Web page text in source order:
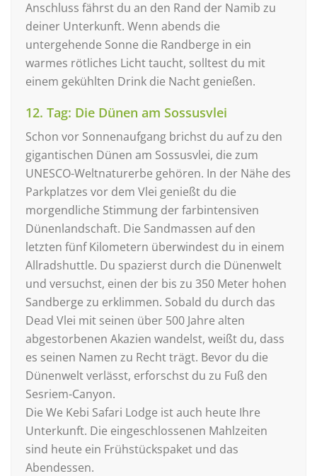
Anschluss fährst du an den Rand der Namib zu
deiner Unterkunft. Wenn abends die
untergehende Sonne die Randberge in ein
warmes rötliches Licht taucht, solltest du mit
einem gekühlten Drink die Nacht genießen.
12. Tag: Die Dünen am Sossusvlei
Schon vor Sonnenaufgang brichst du auf zu den
gigantischen Dünen am Sossusvlei, die zum
UNESCO-Weltnaturerbe gehören. In der Nähe des
Parkplatzes vor dem Vlei genießt du die
morgendliche Stimmung der farbintensiven
Dünenlandschaft. Die Sandmassen auf den
letzten fünf Kilometern überwindest du in einem
Allradshuttle. Du spazierst durch die Dünenwelt
und versuchst, einen der bis zu 350 Meter hohen
Sandberge zu erklimmen. Sobald du durch das
Dead Vlei mit seinen über 500 Jahre alten
abgestorbenen Akazien wandelst, weißt du, dass
es seinen Namen zu Recht trägt. Bevor du die
Dünenwelt verlässt, erforschst du zu Fuß den
Sesriem-Canyon.
Die We Kebi Safari Lodge ist auch heute Ihre
Unterkunft. Die eingeschlossenen Mahlzeiten
sind heute ein Frühstückspaket und das
Abendessen.